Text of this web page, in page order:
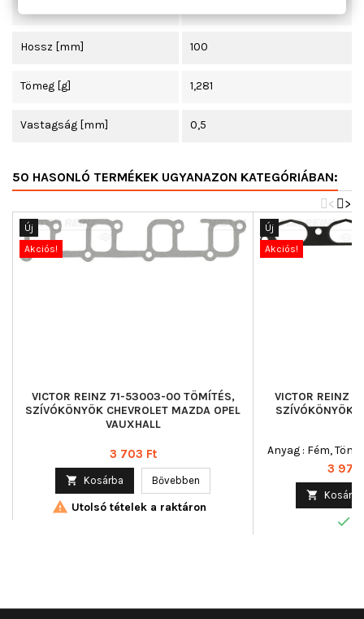
Hossz [mm] 100
Tömeg [g] 1,281
Vastagság [mm] 0,5
50 HASONLÓ TERMÉKEK UGYANAZON KATEGÓRIÁBAN:
>
<
Új
Akciós!
VICTOR REINZ 71-53003-00 TÖMÍTÉS,
SZÍVÓKÖNYÖK CHEVROLET MAZDA OPEL
VAUXHALL
Ár
3 703 Ft
 Kosárba Bővebben
 Utolsó tételek a raktáron
Új
Akciós!
VICTOR REINZ
SZÍVÓKÖNYÖK
Anyag : Fém,
Ár
3 976
 Kosárba
